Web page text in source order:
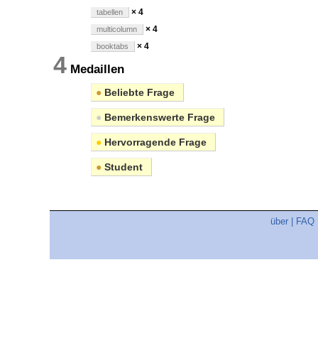
tabellen × 4
multicolumn × 4
booktabs × 4
4 Medaillen
● Beliebte Frage
● Bemerkenswerte Frage
● Hervorragende Frage
● Student
über FAQ